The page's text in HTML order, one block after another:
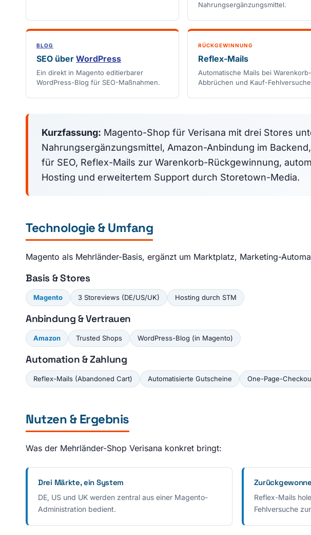
Nahrungsergänzungsmittel.
BLOG
SEO über WordPress
Ein direkt in Magento editierbarer
WordPress-Blog für SEO-Maßnahmen.
RÜCKGEWINNUNG
Reflex-Mails
Automatische Mails bei Warenkorb-
Abbrüchen und Kauf-
Kurzfassung: Magento-Shop für Verisana mit drei Stores
Nahrungsergänzungsmittel, Amazon-Anbindung im
für SEO, Reflex-Mails zur Warenkorb-Rückgewinnung,
Hosting und erweitertem Support durch Storetown-Media.
Technologie & Umfang
Magento als Mehrländer-Basis, ergänzt um Marktplatz, Marketing-
Basis & Stores
Magento 3 Storeviews (DE/US/UK) Hosting durch STM
Anbindung & Vertrauen
Amazon Trusted Shops WordPress-Blog (in Magento)
Automation & Zahlung
Reflex-Mails (Abandoned Cart) Automatisierte Gutscheine One-Page-
Nutzen & Ergebnis
Was der Mehrländer-Shop Verisana konkret bringt:
Drei Märkte, ein System
DE, US und UK werden zentral aus einer Magento-
Administration bedient.
Reflex-Mails
Fehlversuche